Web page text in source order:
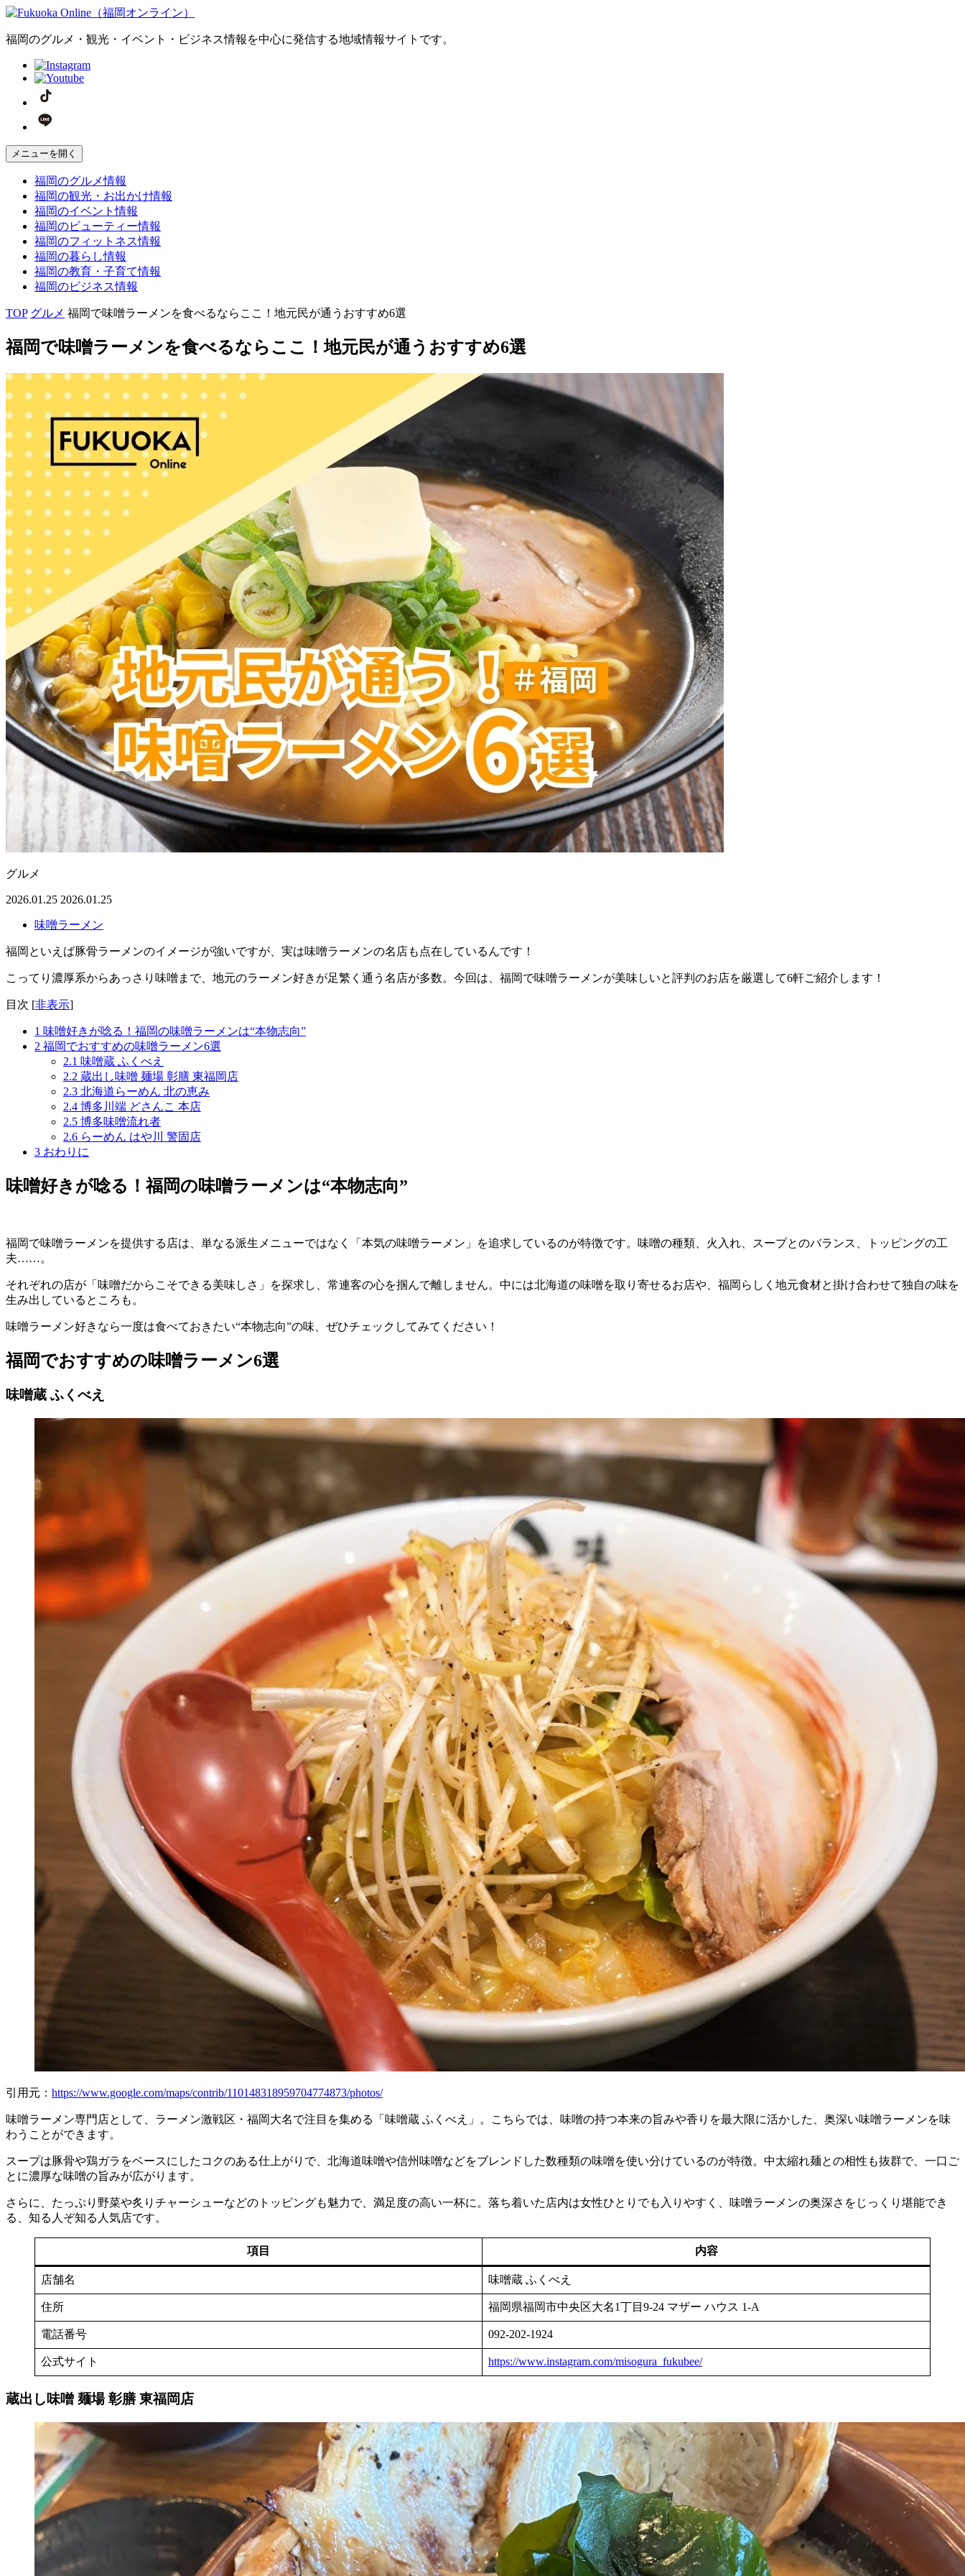
福岡のグルメ・観光・イベント・ビジネス情報を中心に発信する地域情報サイトです。
メニューを開く
福岡のグルメ情報
福岡の観光・お出かけ情報
福岡のイベント情報
福岡のビューティー情報
福岡のフィットネス情報
福岡の暮らし情報
福岡の教育・子育て情報
福岡のビジネス情報
TOP グルメ 福岡で味噌ラーメンを食べるならここ！地元民が通うおすすめ6選
福岡で味噌ラーメンを食べるならここ！地元民が通うおすすめ6選
グルメ
2026.01.25 2026.01.25
味噌ラーメン
福岡といえば豚骨ラーメンのイメージが強いですが、実は味噌ラーメンの名店も点在しているんです！
こってり濃厚系からあっさり味噌まで、地元のラーメン好きが足繁く通う名店が多数。今回は、福岡で味噌ラーメンが美味しいと評判のお店を厳選して6軒ご紹介します！
目次 [非表示]
1 味噌好きが唸る！福岡の味噌ラーメンは“本物志向”
2 福岡でおすすめの味噌ラーメン6選
2.1 味噌蔵 ふくべえ
2.2 蔵出し味噌 麺場 彰膳 東福岡店
2.3 北海道らーめん 北の恵み
2.4 博多川端 どさんこ 本店
2.5 博多味噌流れ者
2.6 らーめん はや川 警固店
3 おわりに
味噌好きが唸る！福岡の味噌ラーメンは“本物志向”
福岡で味噌ラーメンを提供する店は、単なる派生メニューではなく「本気の味噌ラーメン」を追求しているのが特徴です。味噌の種類、火入れ、スープとのバランス、トッピングの工
夫……。
それぞれの店が「味噌だからこそできる美味しさ」を探求し、常連客の心を掴んで離しません。中には北海道の味噌を取り寄せるお店や、福岡らしく地元食材と掛け合わせて独自の味を
生み出しているところも。
味噌ラーメン好きなら一度は食べておきたい“本物志向”の味、ぜひチェックしてみてください！
福岡でおすすめの味噌ラーメン6選
味噌蔵 ふくべえ
引用元： https://www.google.com/maps/contrib/110148318959704774873/photos/
味噌ラーメン専門店として、ラーメン激戦区・福岡大名で注目を集める「味噌蔵 ふくべえ」。こちらでは、味噌の持つ本来の旨みや香りを最大限に活かした、奥深い味噌ラーメンを味
わうことができます。
スープは豚骨や鶏ガラをベースにしたコクのある仕上がりで、北海道味噌や信州味噌などをブレンドした数種類の味噌を使い分けているのが特徴。中太縮れ麺との相性も抜群で、一口ご
とに濃厚な味噌の旨みが広がります。
さらに、たっぷり野菜や炙りチャーシューなどのトッピングも魅力で、満足度の高い一杯に。落ち着いた店内は女性ひとりでも入りやすく、味噌ラーメンの奥深さをじっくり堪能でき
る、知る人ぞ知る人気店です。
項目 内容
店舗名 味噌蔵 ふくべえ
住所 福岡県福岡市中央区大名1丁目9-24 マザー ハウス 1-A
電話番号 092-202-1924
公式サイト https://www.instagram.com/misogura_fukubee/
蔵出し味噌 麺場 彰膳 東福岡店